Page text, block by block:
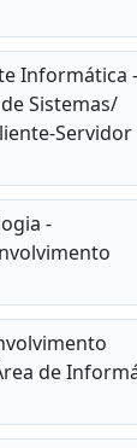
Informática -
Sistemas/
Servidor
-
de